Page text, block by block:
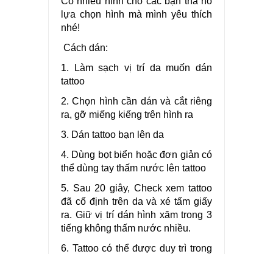
lựa chọn hình mà mình yêu thích
nhé!
Cách dán:
1. Làm sạch vị trí da muốn dán
tattoo
2. Chọn hình cần dán và cắt riêng
ra, gỡ miếng kiếng trên hình ra
3. Dán tattoo bạn lên da
4. Dùng bọt biển hoặc đơn giản có
thể dùng tay thấm nước lên tattoo
5. Sau 20 giây, Check xem tattoo
đã cố định trên da và xé tấm giấy
ra. Giữ vị trí dán hình xăm trong 3
tiếng không thấm nước nhiều.
6. Tattoo có thể được duy trì trong